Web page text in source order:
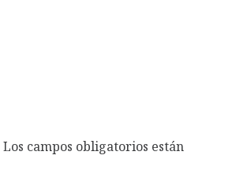
Los campos obligatorios están